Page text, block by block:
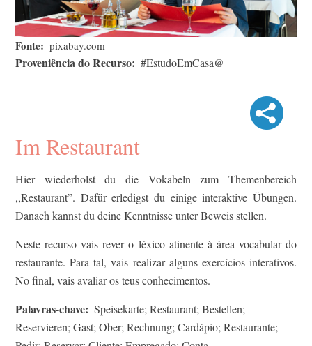
Fonte pixabay.com
Proveniência do Recurso #EstudoEmCasa@
Im Restaurant
Hier wiederholst du die Vokabeln zum Themenbereich
,,Restaurant”. Dafür erledigst du einige interaktive Übungen.
Danach kannst du deine Kenntnisse unter Beweis stellen.​
Neste recurso vais rever o léxico atinente à área vocabular do
restaurante. Para tal, vais realizar alguns exercícios interativos.
No final, vais avaliar os teus conhecimentos.
Palavras-chave
Speisekarte; Restaurant; Bestellen;
Reservieren; Gast; Ober; Rechnung; Cardápio; Restaurante;